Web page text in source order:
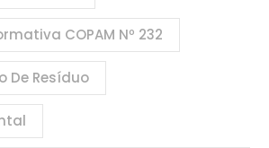
COPAM Nº 232
De Resíduo